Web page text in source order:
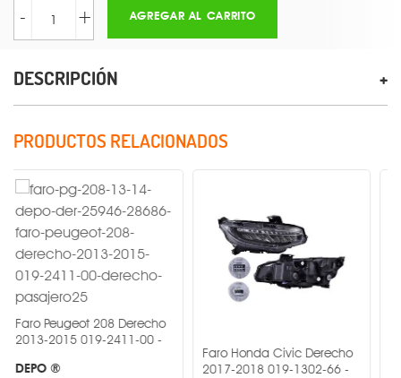
- + AGREGAR AL CARRITO
DESCRIPCIÓN
PRODUCTOS RELACIONADOS
208 Derecho
019-2411-00 -
Faro Honda Civic Derecho
2017-2018 019-1302-66 -
Faro
Derecho